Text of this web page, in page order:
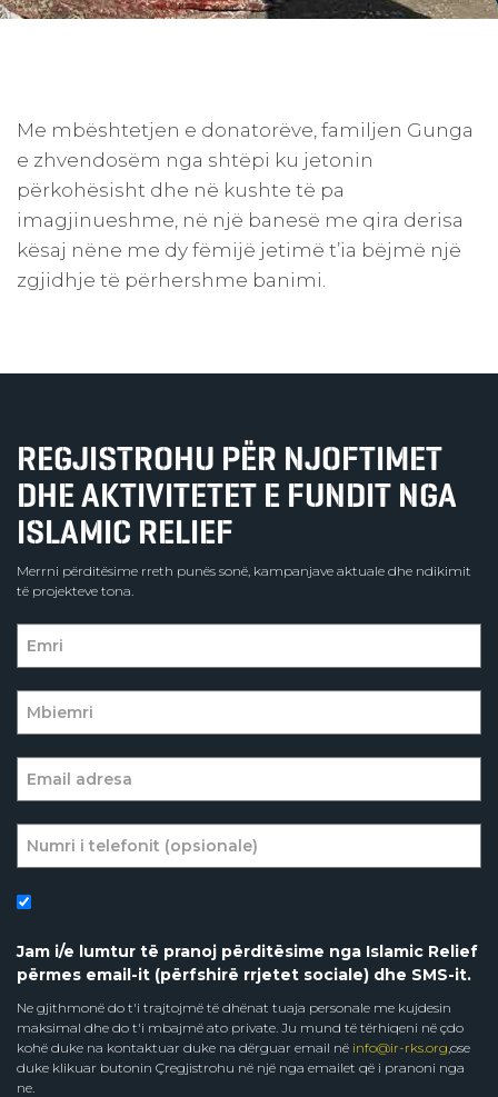
Me mbështetjen e donatorëve, familjen Gunga
e zhvendosëm nga shtëpi ku jetonin
përkohësisht dhe në kushte të pa
imagjinueshme, në një banesë me qira derisa
kësaj nëne me dy fëmijë jetimë t’ia bëjmë një
zgjidhje të përhershme banimi.
REGJISTROHU PËR NJOFTIMET
DHE AKTIVITETET E FUNDIT NGA
ISLAMIC RELIEF
Merrni përditësime rreth punës sonë, kampanjave aktuale dhe ndikimit
të projekteve tona.
Jam i/e lumtur të pranoj përditësime nga Islamic Relief
përmes email-it (përfshirë rrjetet sociale) dhe SMS-it.
Ne gjithmonë do t'i trajtojmë të dhënat tuaja personale me kujdesin
maksimal dhe do t'i mbajmë ato private. Ju mund të tërhiqeni në çdo
kohë duke na kontaktuar duke na dërguar email në info@ir-rks.org,ose
duke klikuar butonin Çregjistrohu në një nga emailet që i pranoni nga
ne.